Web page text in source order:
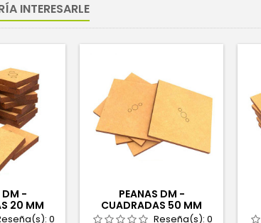
INTERESARLE
DM -
20 MM
0
PEANAS DM -
CUADRADAS 50 MM
Reseña(s): 0